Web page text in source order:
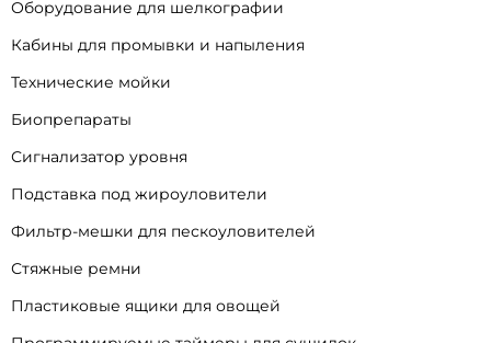
Оборудование для шелкографии
Кабины для промывки и напыления
Технические мойки
Биопрепараты
Сигнализатор уровня
Подставка под жироуловители
Фильтр-мешки для пескоуловителей
Стяжные ремни
Пластиковые ящики для овощей